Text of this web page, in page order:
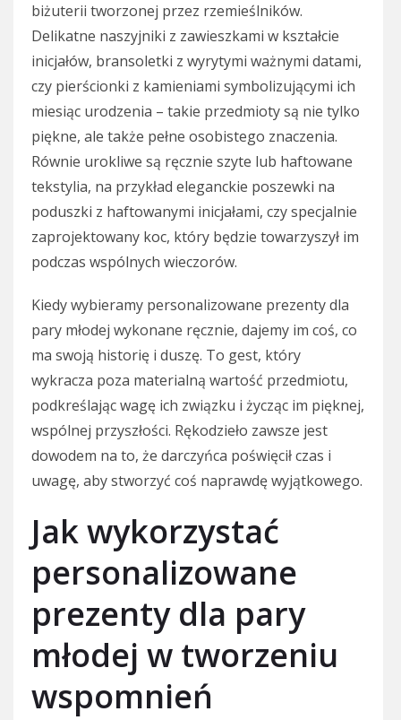
biżuterii tworzonej przez rzemieślników.
Delikatne naszyjniki z zawieszkami w kształcie
inicjałów, bransoletki z wyrytymi ważnymi datami,
czy pierścionki z kamieniami symbolizującymi ich
miesiąc urodzenia – takie przedmioty są nie tylko
piękne, ale także pełne osobistego znaczenia.
Równie urokliwe są ręcznie szyte lub haftowane
tekstylia, na przykład eleganckie poszewki na
poduszki z haftowanymi inicjałami, czy specjalnie
zaprojektowany koc, który będzie towarzyszył im
podczas wspólnych wieczorów.
Kiedy wybieramy personalizowane prezenty dla
pary młodej wykonane ręcznie, dajemy im coś, co
ma swoją historię i duszę. To gest, który
wykracza poza materialną wartość przedmiotu,
podkreślając wagę ich związku i życząc im pięknej,
wspólnej przyszłości. Rękodzieło zawsze jest
dowodem na to, że darczyńca poświęcił czas i
uwagę, aby stworzyć coś naprawdę wyjątkowego.
Jak wykorzystać
personalizowane
prezenty dla pary
młodej w tworzeniu
wspomnień